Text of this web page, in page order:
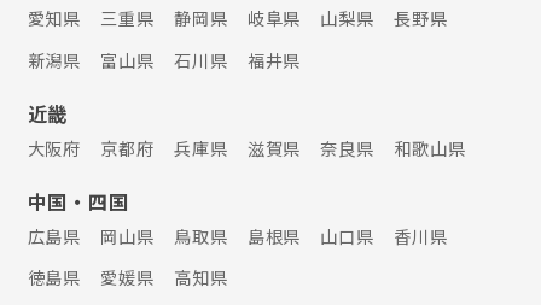
愛知県 三重県 静岡県 岐阜県 山梨県
長野県
新潟県
富山県 石川県 福井県
近畿
大阪府 京都府 兵庫県 滋賀県 奈良県 和歌山県
中国・四国
広島県 岡山県 鳥取県 島根県 山口県
香川県
徳島県
愛媛県 高知県